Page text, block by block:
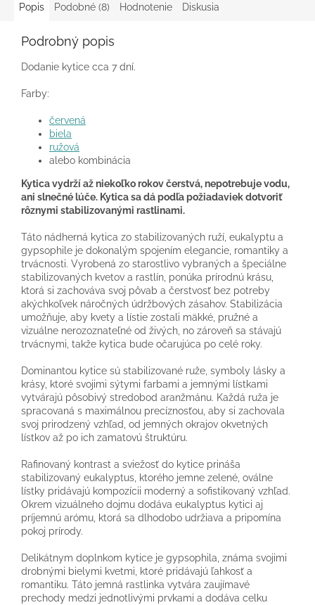
Popis Podobné (8) Hodnotenie Diskusia
Podrobný popis
Dodanie kytice cca 7 dní.
Farby:
červená
biela
ružová
alebo kombinácia
Kytica vydrží až niekoľko rokov čerstvá, nepotrebuje vodu,
ani slnečné lúče. Kytica sa dá podľa požiadaviek dotvoriť
rôznymi stabilizovanými rastlinami.
Táto nádherná kytica zo stabilizovaných ruží, eukalyptu a
gypsophile je dokonalým spojením elegancie, romantiky a
trvácnosti. Vyrobená zo starostlivo vybraných a špeciálne
stabilizovaných kvetov a rastlín, ponúka prírodnú krásu,
ktorá si zachováva svoj pôvab a čerstvosť bez potreby
akýchkoľvek náročných údržbových zásahov. Stabilizácia
umožňuje, aby kvety a lístie zostali mäkké, pružné a
vizuálne nerozoznateľné od živých, no zároveň sa stávajú
trvácnymi, takže kytica bude očarujúca po celé roky.
Dominantou kytice sú stabilizované ruže, symboly lásky a
krásy, ktoré svojimi sýtymi farbami a jemnými lístkami
vytvárajú pôsobivý stredobod aranžmánu. Každá ruža je
spracovaná s maximálnou precíznosťou, aby si zachovala
svoj prirodzený vzhľad, od jemných okrajov okvetných
lístkov až po ich zamatovú štruktúru.
Rafinovaný kontrast a sviežosť do kytice prináša
stabilizovaný eukalyptus, ktorého jemne zelené, oválne
lístky pridávajú kompozícii moderný a sofistikovaný vzhľad.
Okrem vizuálneho dojmu dodáva eukalyptus kytici aj
príjemnú arómu, ktorá sa dlhodobo udržiava a pripomína
pokoj prírody.
Delikátnym doplnkom kytice je gypsophila, známa svojimi
drobnými bielymi kvetmi, ktoré pridávajú ľahkosť a
romantiku. Táto jemná rastlinka vytvára zaujímavé
prechody medzi jednotlivými prvkami a dodáva celku